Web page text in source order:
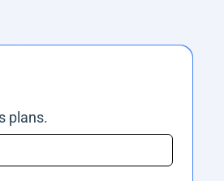
plans.